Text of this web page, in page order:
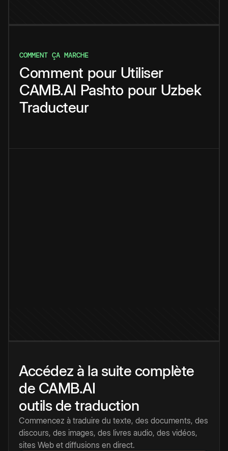
COMMENT ÇA MARCHE
Comment pour Utiliser
CAMB.AI Pashto pour Uzbek
Traducteur
Accédez à la suite complète
de CAMB.AI
outils de traduction
Commencez à traduire du texte, des documents, des
discours, des images, des livres audio, des vidéos,
sites Web et diffusions en direct.